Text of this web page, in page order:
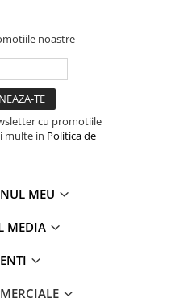
noastre
cu promotiile
multe in Politica de
MEU
MEDIA